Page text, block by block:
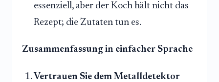
essenziell, aber der Koch hält nicht das
Rezept; die Zutaten tun es.
Zusammenfassung in einfacher Sprache
Vertrauen Sie dem Metalldetektor